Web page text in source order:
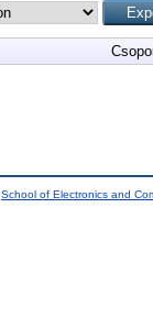
School of Electronics and